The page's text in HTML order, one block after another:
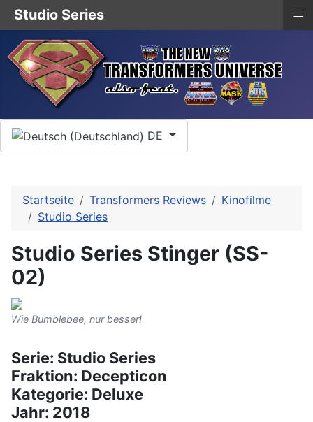
Sprache auswählen
DE
Startseite Transformers Reviews
Kinofilme
Studio Series
Studio Series Stinger (SS-
02)
Wie Bumblebee, nur besser!
Serie: Studio Series
Fraktion: Decepticon
Kategorie: Deluxe
Jahr: 2018
Studio Series ≡